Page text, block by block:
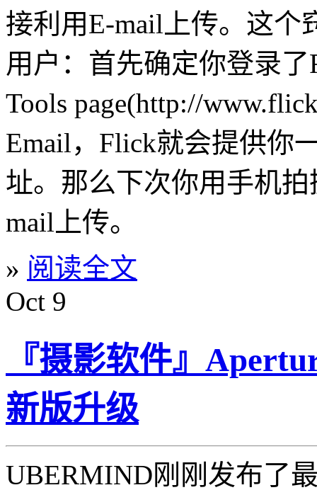
接利用E-mail上传。这个
用户：首先确定你登录
Tools page(http://
Email，Flick就会提供你
址。那么下次你用手机
mail上传。
» 阅读全文
Oct 9
『摄影软件』
新版升级
UBERMIND刚刚发布了